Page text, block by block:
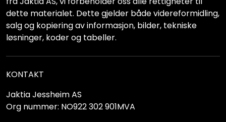
dette materialet. Dette gjelder både videreformidling,
salg og kopiering av informasjon, bilder, tekniske
løsninger, koder og tabeller.
KONTAKT
Jaktia Jessheim AS
Org nummer: NO922 302 901MVA